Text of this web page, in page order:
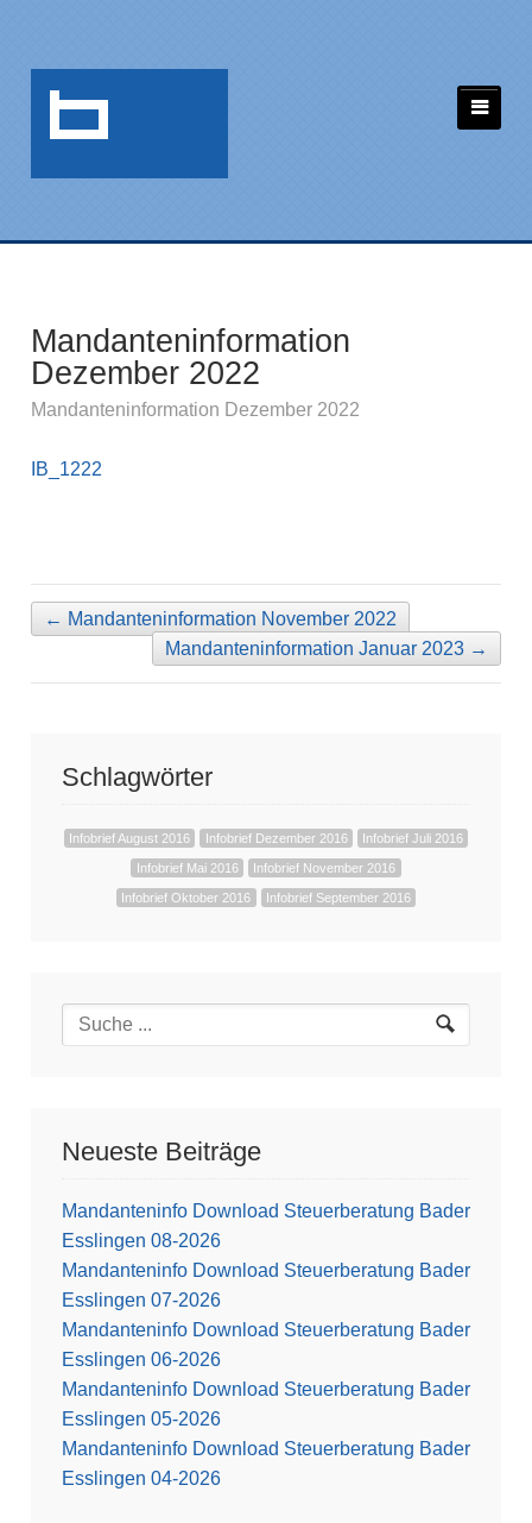
Mandanteninformation
Dezember 2022
Mandanteninformation Dezember 2022
IB_1222
← Mandanteninformation November 2022
Mandanteninformation Januar 2023 →
Schlagwörter
Infobrief August 2016 Infobrief Dezember 2016 Infobrief Juli 2016
Infobrief Mai 2016 Infobrief November 2016
Infobrief Oktober 2016 Infobrief September 2016
Neueste Beiträge
Mandanteninfo Download Steuerberatung Bader
Esslingen 08-2026
Mandanteninfo Download Steuerberatung Bader
Esslingen 07-2026
Mandanteninfo Download Steuerberatung Bader
Esslingen 06-2026
Mandanteninfo Download Steuerberatung Bader
Esslingen 05-2026
Mandanteninfo Download Steuerberatung Bader
Esslingen 04-2026